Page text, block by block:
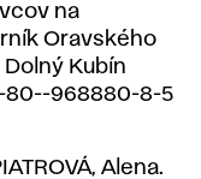
na
Oravského
Dolný Kubín
80--968880-8-5
Alena.